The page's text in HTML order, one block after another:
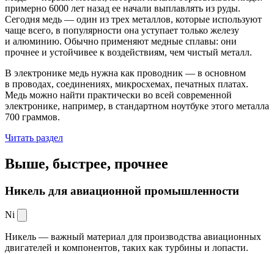
примерно 6000 лет назад ее начали выплавлять из руды.
Сегодня медь — один из трех металлов, которые используют
чаще всего, в популярности она уступает только железу
и алюминию. Обычно применяют медные сплавы: они
прочнее и устойчивее к воздействиям, чем чистый металл.
В электронике медь нужна как проводник — в основном
в проводах, соединениях, микросхемах, печатных платах.
Медь можно найти практически во всей современной
электронике, например, в стандартном ноутбуке этого металла
700 граммов.
Читать раздел
Выше, быстрее, прочнее
Никель для авиационной промышленности
Ni
Никель — важный материал для производства авиационных
двигателей и компонентов, таких как турбины и лопасти.